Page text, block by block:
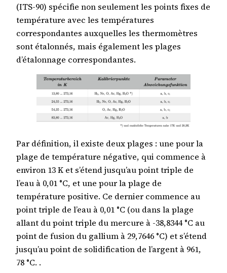
(ITS-90) spécifie non seulement les points fixes de
température avec les températures
correspondantes auxquelles les thermomètres
sont étalonnés, mais également les plages
d’étalonnage correspondantes.
Par définition, il existe deux plages : une pour la
plage de température négative, qui commence à
environ 13 K et s’étend jusqu’au point triple de
l’eau à 0,01 °C, et une pour la plage de
température positive. Ce dernier commence au
point triple de l’eau à 0,01 °C (ou dans la plage
allant du point triple du mercure à -38,8344 °C au
point de fusion du gallium à 29,7646 °C) et s’étend
jusqu’au point de solidification de l’argent à 961,
78 °C. .